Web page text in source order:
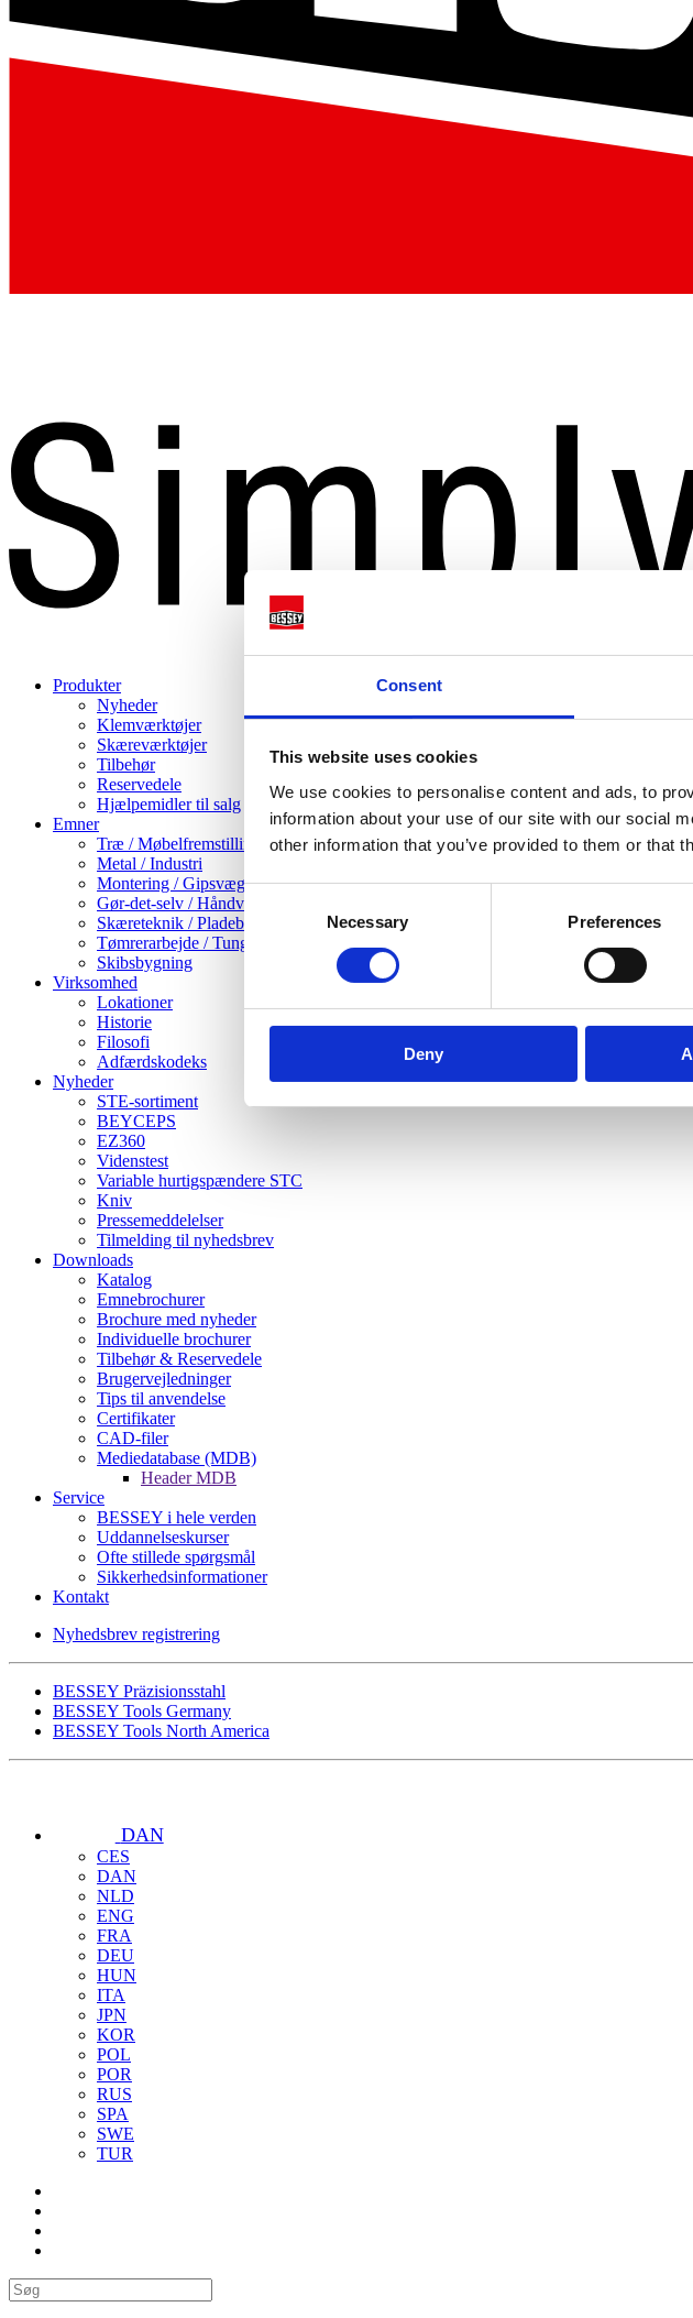
Consent
This website uses cookies
We use cookies to personalise content and ads, to
information about your use of our site with our social
other information that you’ve provided to them or that
Consent
Selection
Necessary Preferences
Deny
Produkter
Nyheder
Klemværktøjer
Skæreværktøjer
Tilbehør
Reservedele
Hjælpemidler til salg
Emner
Træ / Møbelfremstilling
Metal / Industri
Montering / Gipsvægge
Gør-det-selv / Håndværk
Skæreteknik / Pladebearbejdning
Tømrerarbejde / Tunge træarbejder
Skibsbygning
Virksomhed
Lokationer
Historie
Filosofi
Adfærdskodeks
Nyheder
STE-sortiment
BEYCEPS
EZ360
Videnstest
Variable hurtigspændere STC
Kniv
Pressemeddelelser
Tilmelding til nyhedsbrev
Downloads
Katalog
Emnebrochurer
Brochure med nyheder
Individuelle brochurer
Tilbehør & Reservedele
Brugervejledninger
Tips til anvendelse
Certifikater
CAD-filer
Mediedatabase (MDB)
Header MDB
Service
BESSEY i hele verden
Uddannelseskurser
Ofte stillede spørgsmål
Sikkerhedsinformationer
Kontakt
Nyhedsbrev registrering
BESSEY Präzisionsstahl
BESSEY Tools Germany
BESSEY Tools North America
DAN
CES
DAN
NLD
ENG
FRA
DEU
HUN
ITA
JPN
KOR
POL
POR
RUS
SPA
SWE
TUR